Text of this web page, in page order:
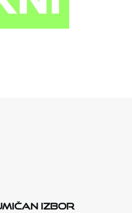
izbor